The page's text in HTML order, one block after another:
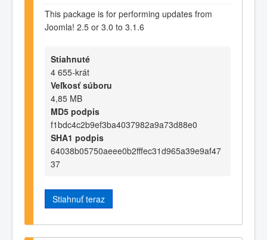
This package is for performing updates from
Joomla! 2.5 or 3.0 to 3.1.6
Stiahnuté
4 655-krát
Veľkosť súboru
4,85 MB
MD5 podpis
f1bdc4c2b9ef3ba4037982a9a73d88e0
SHA1 podpis
64038b05750aeee0b2fffec31d965a39e9af47
37
Stiahnuť teraz